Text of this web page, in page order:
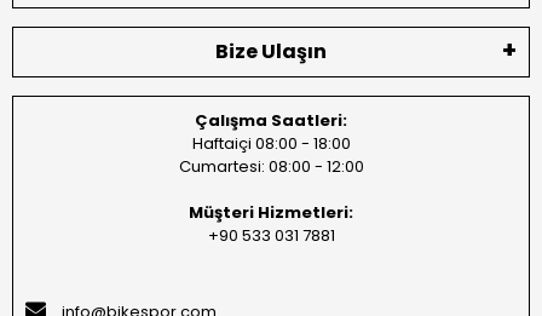
Bize Ulaşın
Çalışma Saatleri:
Haftaiçi 08:00 - 18:00
Cumartesi: 08:00 - 12:00
Müşteri Hizmetleri:
+90 533 031 7881
info@bikespor.com